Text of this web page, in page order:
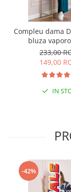
Compleu dama
bluza
pantaloni largi -
inchis
233,00
149,00
IN
-42%